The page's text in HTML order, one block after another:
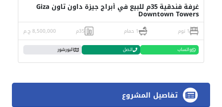
غرفة فندقية 35م للبيع في أبراج جيزة داون تاون Giza
Downtown Towers
1 نوم 1 حمام 35م 8,500,000 ج.م
واتساب اتصل البورشور
تفاصيل المشروع